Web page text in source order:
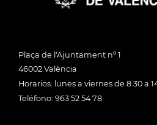
Plaça de l'Ajuntament nº 1
46002 València
Horarios: lunes a viernes de 8:30 a
Teléfono: 963 52 54 78